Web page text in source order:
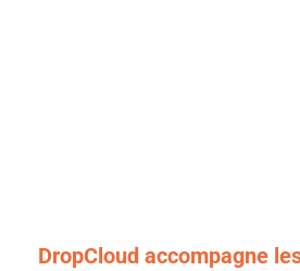
DropCloud accompagne